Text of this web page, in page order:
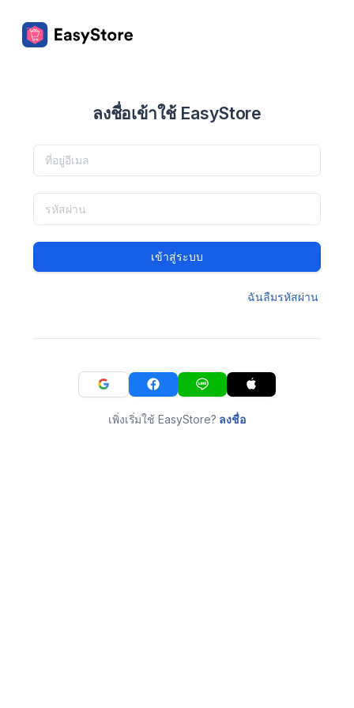
ลงชื่อเข้าใช้ EasyStore
เข้าสู่ระบบ
ฉันลืมรหัสผ่าน
เพิ่งเริ่มใช้ EasyStore? ลงชื่อ